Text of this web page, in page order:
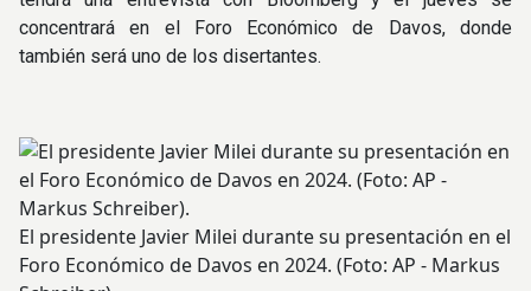
concentrará en el Foro Económico de Davos, donde
también será uno de los disertantes.
El presidente Javier Milei durante su presentación en el
Foro Económico de Davos en 2024. (Foto: AP - Markus